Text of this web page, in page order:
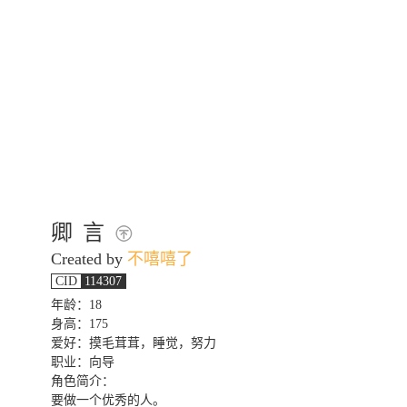
卿 言
Created by 不嘻嘻了
CID 114307
年龄：18
身高：175
爱好：摸毛茸茸，睡觉，努力
职业：向导
角色简介：
要做一个优秀的人。